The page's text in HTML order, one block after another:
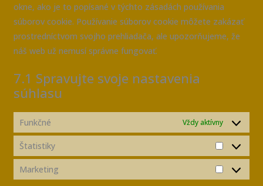
okne, ako je to popísané v týchto zásadách používania
súborov cookie. Používanie súborov cookie môžete zakázať
prostredníctvom svojho prehliadača, ale upozorňujeme, že
náš web už nemusí správne fungovať.
7.1 Spravujte svoje nastavenia
súhlasu
Funkčné Vždy aktívny
Štatistiky
Marketing